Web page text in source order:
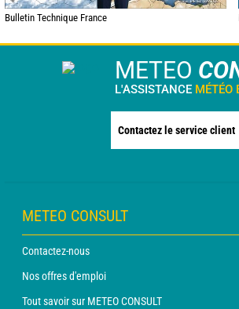
Bulletin Technique France
METEO
L'ASSISTANCE MÉTÉO
Contactez le service client
METEO CONSULT
Contactez-nous
Nos offres d'emploi
Tout savoir sur METEO CONSULT